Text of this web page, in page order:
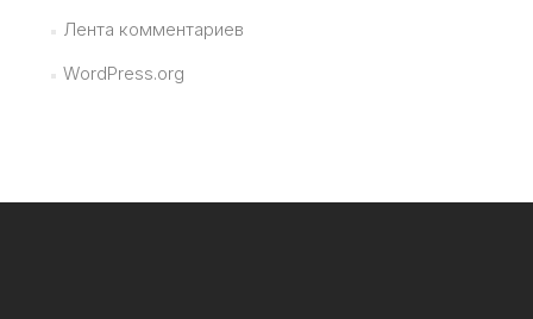
Лента комментариев
WordPress.org